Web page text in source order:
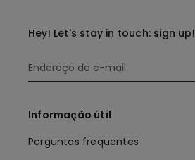
Hey! Let's stay in touch: sign up!
Informação útil
Perguntas frequentes